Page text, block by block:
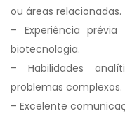
ou áreas relacionadas.
– Experiência
biotecnologia.
– Habilidades
problemas complexos.
– Excelente